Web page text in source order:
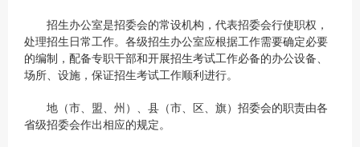
招生办公室是招委会的常设机构，代表招委会行使职权，
处理招生日常工作。各级招生办公室应根据工作需要确定必要
的编制，配备专职干部和开展招生考试工作必备的办公设备、
场所、设施，保证招生考试工作顺利进行。
地（市、盟、州）、县（市、区、旗）招委会的职责由各
省级招委会作出相应的规定。